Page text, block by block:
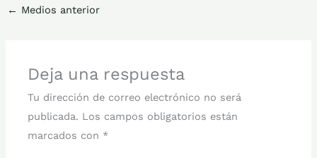
← Medios anterior
Deja una respuesta
Tu dirección de correo electrónico no será
publicada. Los campos obligatorios están
marcados con *